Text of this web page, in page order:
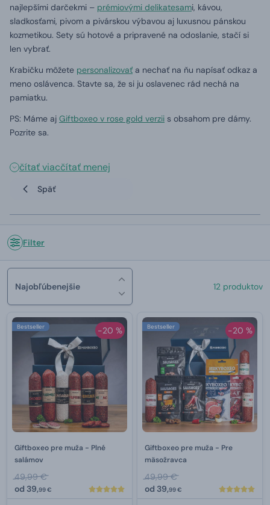
najlepšími darčekmi – prémiovými delikatesami, kávou,
sladkosťami, pivom a pivárskou výbavou aj luxusnou pánskou
kozmetikou. Sety sú hotové a pripravené na odoslanie, stačí si
len vybrať.
Krabičku môžete personalizovať a nechať na ňu napísať odkaz a
meno oslávenca. Stavte sa, že si ju oslavenec rád nechá na
pamiatku.
PS: Máme aj Giftboxeo v rose gold verzii s obsahom pre dámy.
Pozrite sa.
čítať viacčítať menej
Späť
Filter
Najobľúbenejšie 12 produktov
-20 %
Bestseller
Giftboxeo pre muža - Plné
salámov
49,99 €
od 39,99 €
-20 %
Bestseller
Giftboxeo pre muža - Pre
mäsožravca
49,99 €
od 39,99 €